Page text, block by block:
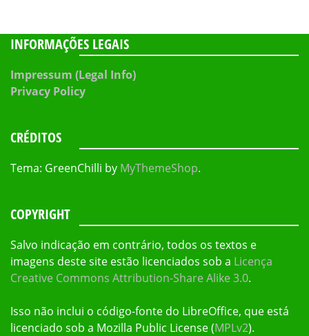
INFORMAÇÕES LEGAIS
Impressum (Legal Info)
Privacy Policy
CRÉDITOS
Tema: GreenChilli by MyThemeShop.
COPYRIGHT
Salvo indicação em contrário, todos os textos e
imagens deste site estão licenciados sob a Licença
Creative Commons Attribution-Share Alike 3.0.
Isso não inclui o código-fonte do LibreOffice, que está
licenciado sob a Mozilla Public License (MPLv2).